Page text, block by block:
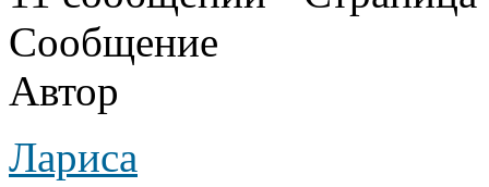
Сообщение
Автор
Лариса